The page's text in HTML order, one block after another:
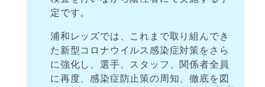
定です。
浦和レッズでは、これまで取り組んでき
た新型コロナウイルス感染症対策をさら
に強化し、選手、スタッフ、関係者全員
に再度、感染症防止策の周知、徹底を図